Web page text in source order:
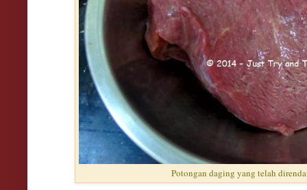
Potongan daging yang telah